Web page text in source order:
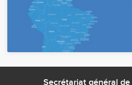
Secrétariat général de